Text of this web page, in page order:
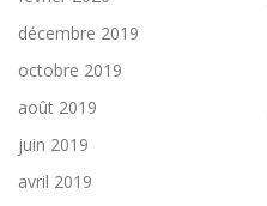
décembre 2019
octobre 2019
août 2019
juin 2019
avril 2019